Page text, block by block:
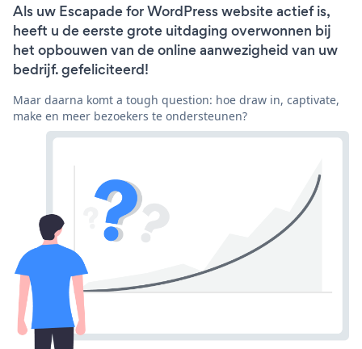
Als uw Escapade for WordPress website actief is,
heeft u de eerste grote uitdaging overwonnen bij
het opbouwen van de online aanwezigheid van uw
bedrijf. gefeliciteerd!
Maar daarna komt a tough question: hoe draw in, captivate,
make en meer bezoekers te ondersteunen?